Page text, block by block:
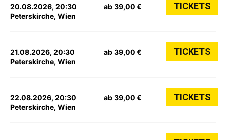
20.08.2026, 20:30
Peterskirche, Wien
ab 39,00 € TICKETS
21.08.2026, 20:30
Peterskirche, Wien
ab 39,00 € TICKETS
22.08.2026, 20:30
Peterskirche, Wien
ab 39,00 € TICKETS